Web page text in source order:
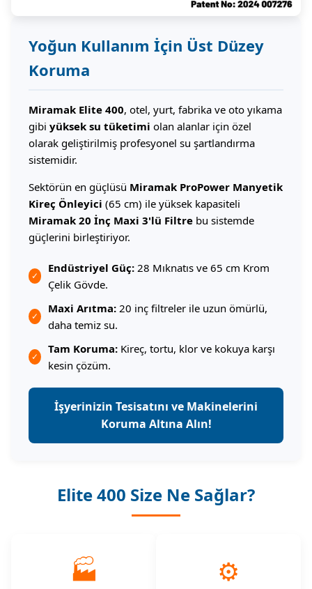
Yoğun Kullanım İçin Üst Düzey
Koruma
Miramak Elite 400, otel, yurt, fabrika ve oto yıkama
gibi yüksek su tüketimi olan alanlar için özel
olarak geliştirilmiş profesyonel su şartlandırma
sistemidir.
Sektörün en güçlüsü Miramak ProPower Manyetik
Kireç Önleyici (65 cm) ile yüksek kapasiteli
Miramak 20 İnç Maxi 3'lü Filtre bu sistemde
güçlerini birleştiriyor.
✓
Endüstriyel Güç: 28 Mıknatıs ve 65 cm Krom
Çelik Gövde.
✓
Maxi Arıtma:20 inç filtreler ile uzun ömürlü,
daha temiz su.
✓
Tam Koruma:Kireç, tortu, klor ve kokuya karşı
kesin çözüm.
İşyerinizin Tesisatını ve Makinelerini
Koruma Altına Alın!
Elite 400 Size Ne Sağlar?
🏭 ⚙️